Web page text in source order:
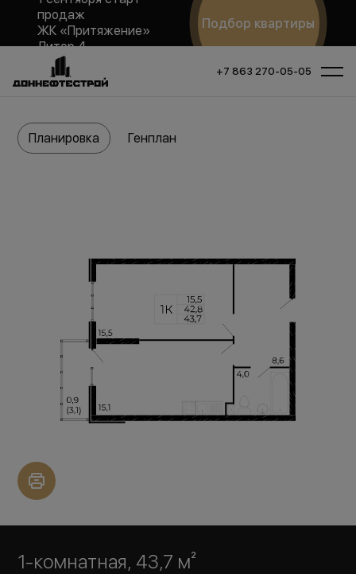
продаж
ЖК «Притяжение»
Литер 4
Подбор квартиры
+7 863 270-05-05
1-комнатная, 43,7 м²
Планировка Генплан